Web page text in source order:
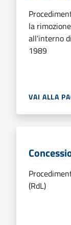
la
all'interno
1989
VAI ALLA
(RdL)